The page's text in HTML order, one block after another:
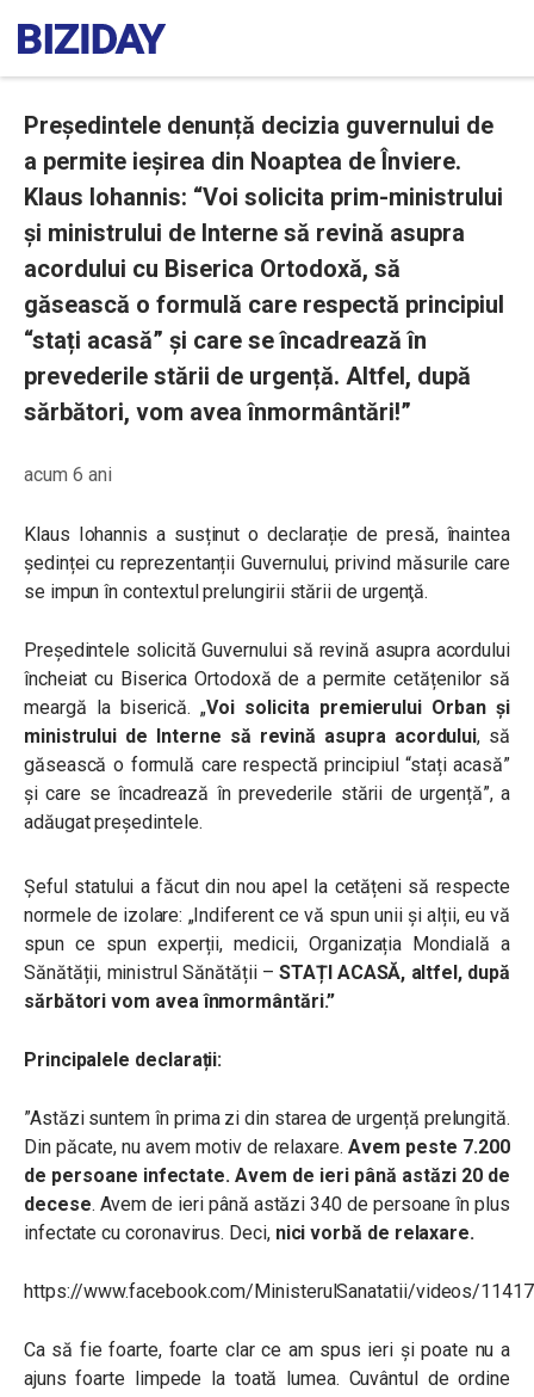
Președintele denunță decizia guvernului de
a permite ieșirea din Noaptea de Înviere.
Klaus Iohannis: “Voi solicita prim-ministrului
și ministrului de Interne să revină asupra
acordului cu Biserica Ortodoxă, să
găsească o formulă care respectă principiul
“stați acasă” și care se încadrează în
prevederile stării de urgență. Altfel, după
sărbători, vom avea înmormântări!”
acum 6 ani
Klaus Iohannis a susținut o declarație de presă, înaintea
ședinței cu reprezentanții Guvernului, privind măsurile care
se impun în contextul prelungirii stării de urgenţă.
Președintele solicită Guvernului să revină asupra acordului
încheiat cu Biserica Ortodoxă de a permite cetățenilor să
meargă la biserică.„Voi solicita premierului Orban și
ministrului de Interne să revină asupra acordului, să
găsească o formulă care respectă principiul “stați acasă”
și care se încadrează în prevederile stării de urgență”, a
adăugat președintele.
Șeful statului a făcut din nou apel la cetățeni să respecte
normele de izolare: „Indiferent ce vă spun unii și alții, eu vă
spun ce spun experții, medicii, Organizația Mondială a
Sănătății, ministrul Sănătății – STAȚI ACASĂ, altfel, după
sărbători vom avea înmormântări.”
Principalele declarații:
”Astăzi suntem în prima zi din starea de urgență prelungită.
Din păcate, nu avem motiv de relaxare. Avem peste 7.200
de persoane infectate. Avem de ieri până astăzi 20 de
decese. Avem de ieri până astăzi 340 de persoane în plus
infectate cu coronavirus. Deci,nici vorbă de relaxare.
https://www.facebook.com/MinisterulSanatatii/videos/
Ca să fie foarte, foarte clar ce am spus ieri și poate nu a
ajuns foarte limpede la toată lumea. Cuvântul de ordine